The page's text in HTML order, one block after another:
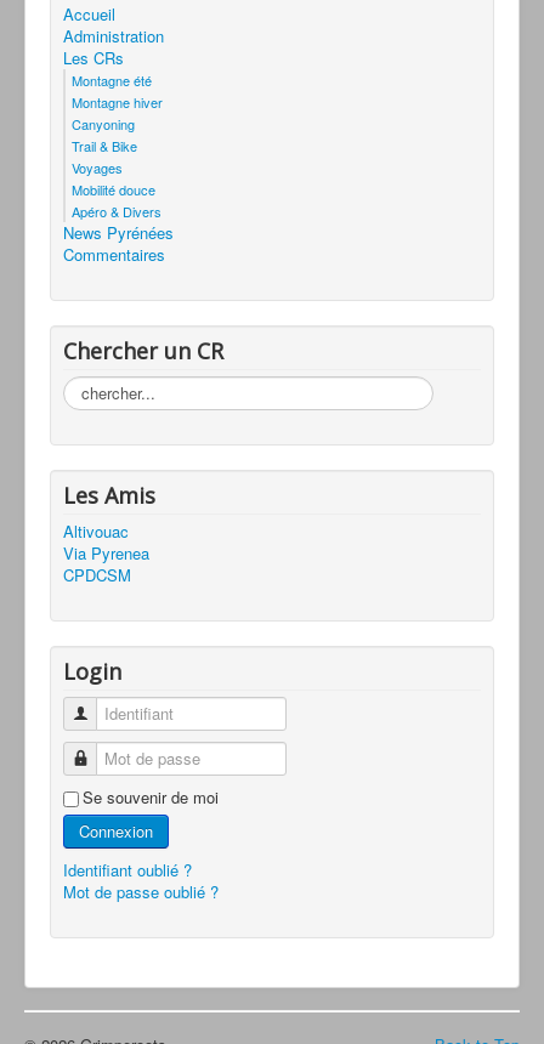
Accueil
Administration
Les CRs
Montagne été
Montagne hiver
Canyoning
Trail & Bike
Voyages
Mobilité douce
Apéro & Divers
News Pyrénées
Commentaires
Chercher un CR
Rechercher
Les Amis
Altivouac
Via Pyrenea
CPDCSM
Login
Identifiant
Mot de passe
Se souvenir de moi
Connexion
Identifiant oublié ?
Mot de passe oublié ?